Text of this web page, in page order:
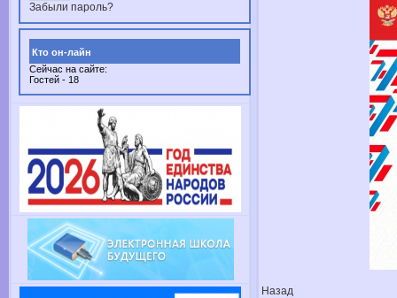
Забыли пароль?
Кто он-лайн
Сейчас на сайте:
Гостей - 18
Назад